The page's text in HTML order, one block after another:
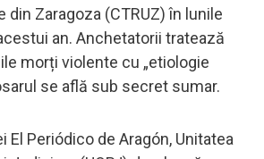
din Zaragoza (CTRUZ) în lunile
an. Anchetatorii tratează
morți violente cu „etiologie
se află sub secret sumar.
El Periódico de Aragón, Unitatea